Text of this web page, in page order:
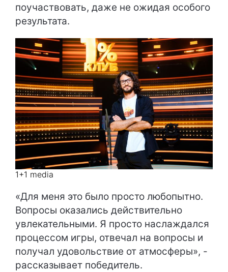
поучаствовать, даже не ожидая особого
результата.
1+1 media
«Для меня это было просто любопытно.
Вопросы оказались действительно
увлекательными. Я просто наслаждался
процессом игры, отвечал на вопросы и
получал удовольствие от атмосферы», -
рассказывает победитель.